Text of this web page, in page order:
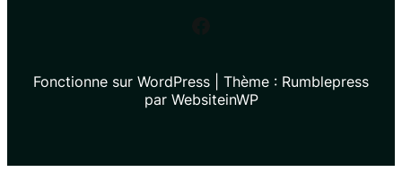
Fonctionne sur WordPress | Thème : Rumblepress
par WebsiteinWP